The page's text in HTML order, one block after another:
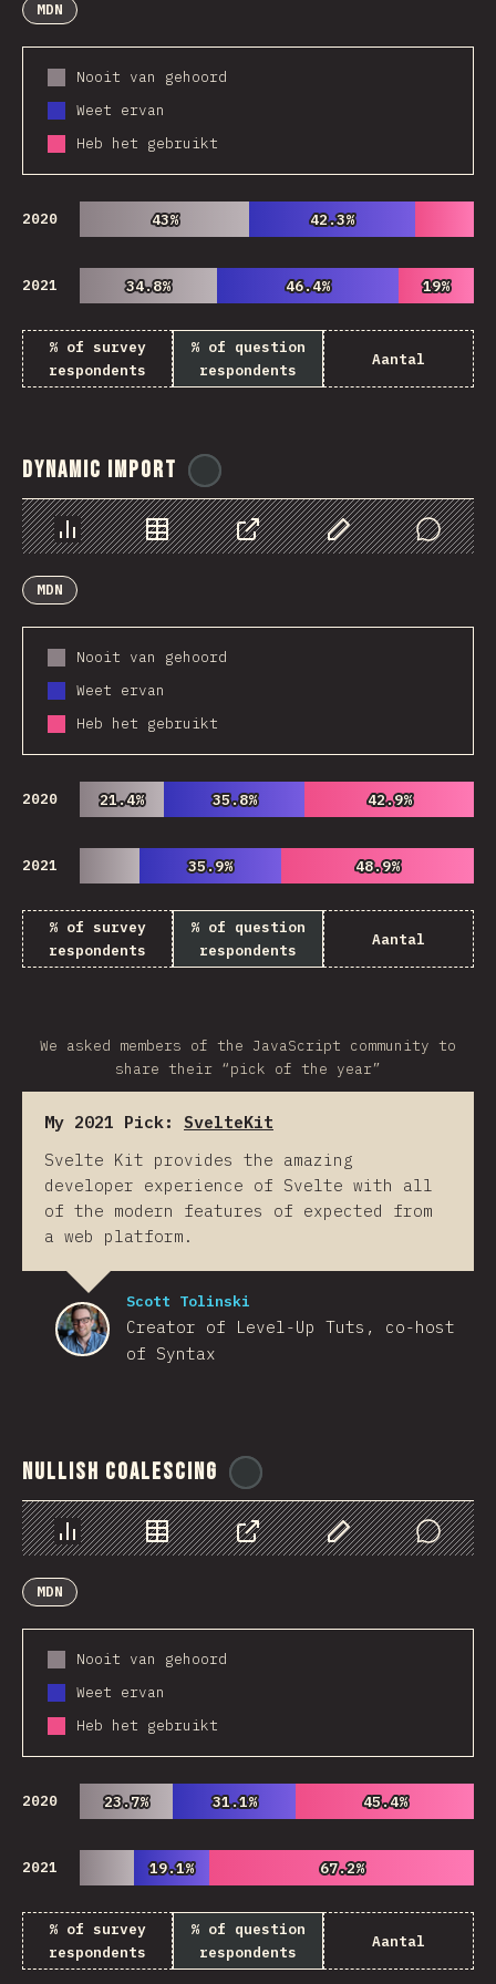
MDN
Nooit van gehoord
Weet ervan
Heb het gebruikt
2020 43%
43% 42.3%
42.3%
2021 34.8%
34.8% 46.4%
46.4% 19%
19%
% of survey
respondents
% of question
respondents
Aantal
Dynamic Import
Chart Data Share Customize Data
Comments
MDN
Nooit van gehoord
Weet ervan
Heb het gebruikt
2020 21.4%
21.4% 35.8%
35.8% 42.9%
42.9%
2021 35.9%
35.9% 48.9%
48.9%
% of survey
respondents
% of question
respondents
Aantal
We asked members of the JavaScript community to
share their “pick of the year”
My 2021 Pick: SvelteKit
Svelte Kit provides the amazing
developer experience of Svelte with all
of the modern features of expected from
a web platform.
Scott Tolinski
Creator of Level-Up Tuts, co-host
of Syntax
Nullish Coalescing
Chart Data Share Customize Data
Comments
MDN
Nooit van gehoord
Weet ervan
Heb het gebruikt
2020 23.7%
23.7% 31.1%
31.1% 45.4%
45.4%
2021 19.1%
19.1% 67.2%
67.2%
% of survey
respondents
% of question
respondents
Aantal